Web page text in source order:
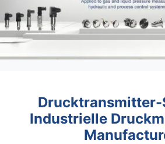
Drucktransmitter-
Industrielle